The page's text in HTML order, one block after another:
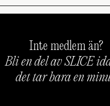
Inte medlem än?
Bli en del av SLICE
det tar bara en